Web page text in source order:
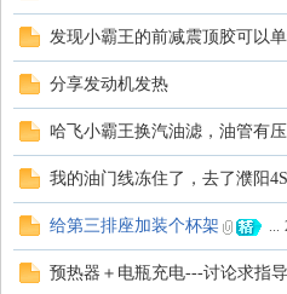
发现小霸王的前减震顶胶可以
分享发动机发热
哈飞小霸王换汽油滤，油管有
我的油门线冻住了，去了濮阳
给第三排座加装个杯架 ...
预热器＋电瓶充电---讨论求指